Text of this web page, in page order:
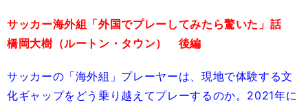
サッカー海外組「外国でプレーしてみたら驚いた」話
橋岡大樹（ルートン・タウン） 後編
サッカーの「海外組」プレーヤーは、現地で体験する文
化ギャップをどう乗り越えてプレーするのか。2021年に